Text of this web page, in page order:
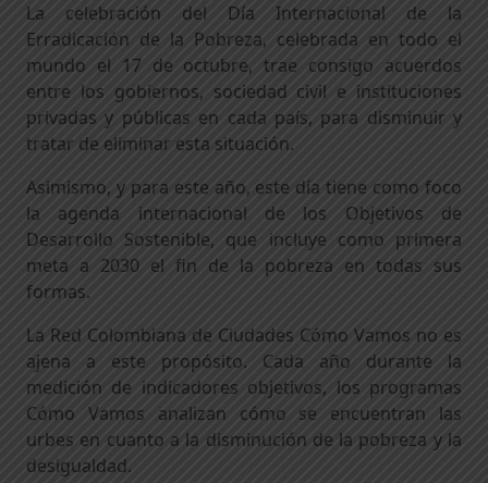
La celebración del Día Internacional de la
Erradicación de la Pobreza, celebrada en todo el
mundo el 17 de octubre, trae consigo acuerdos
entre los gobiernos, sociedad civil e instituciones
privadas y públicas en cada país, para disminuir y
tratar de eliminar esta situación.
Asimismo, y para este año, este día tiene como foco
la agenda internacional de los Objetivos de
Desarrollo Sostenible, que incluye como primera
meta a 2030 el fin de la pobreza en todas sus
formas.
La Red Colombiana de Ciudades Cómo Vamos no es
ajena a este propósito. Cada año durante la
medición de indicadores objetivos, los programas
Cómo Vamos analizan cómo se encuentran las
urbes en cuanto a la disminución de la pobreza y la
desigualdad.